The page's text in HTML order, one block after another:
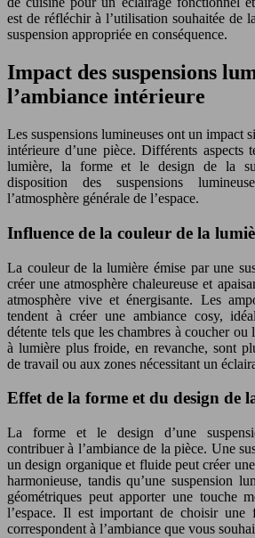
est de réfléchir à l’utilisation souhaitée de
suspension appropriée en conséquence.
Impact des suspensions
l’ambiance intérieure
Les suspensions lumineuses ont un impact
intérieure d’une pièce. Différents aspects
lumière, la forme et le design de la
disposition des suspensions
l’atmosphère générale de l’espace.
Influence de la couleur de la
La couleur de la lumière émise par une
créer une atmosphère chaleureuse et
atmosphère vive et énergisante. Les
tendent à créer une ambiance cosy,
détente tels que les chambres à coucher ou
à lumière plus froide, en revanche, sont
de travail ou aux zones nécessitant un
Effet de la forme et du design de
La forme et le design d’une
contribuer à l’ambiance de la pièce. Une
un design organique et fluide peut créer
harmonieuse, tandis qu’une suspension
géométriques peut apporter une touche
l’espace. Il est important de choisir
correspondent à l’ambiance que vous